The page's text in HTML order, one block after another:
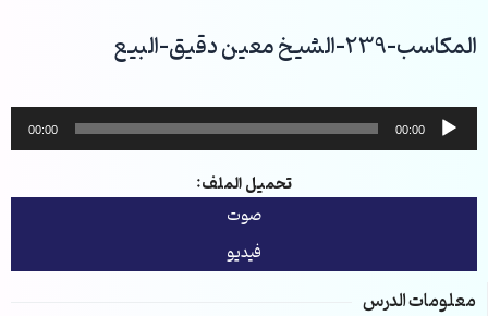
إلىالمكاسب-239-الشيخ معين دقيق-البيع
مشغل
الصوت
00:00
00:00
تحميل الملف:
صوت
فيديو
معلومات الدرس